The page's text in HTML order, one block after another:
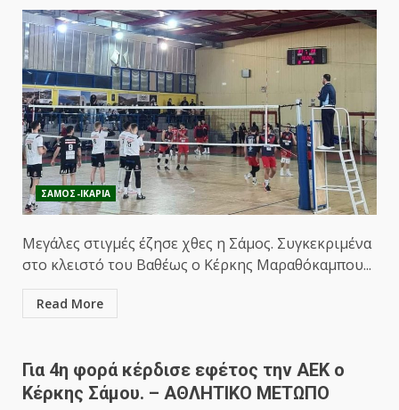
ΣΑΜΟΣ-ΙΚΑΡΙΑ
Μεγάλες στιγμές έζησε χθες η Σάμος. Συγκεκριμένα
στο κλειστό του Βαθέως ο Κέρκης Μαραθόκαμπου...
Read More
Για 4η φορά κέρδισε εφέτος την ΑΕΚ ο
Κέρκης Σάμου. – ΑΘΛΗΤΙΚΟ ΜΕΤΩΠΟ